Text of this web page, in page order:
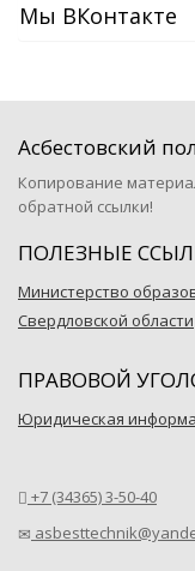
Мы ВКонтакте
Асбестовский
Копирование
обратной ссылки!
ПОЛЕЗНЫЕ
Министерство
Свердловской области
ПРАВОВОЙ
Юридическая
+7 (34365) 3-50-40